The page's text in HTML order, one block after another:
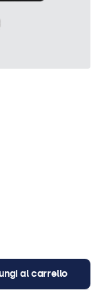
al carrello